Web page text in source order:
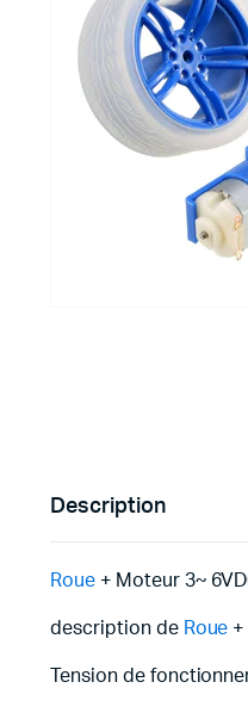
Accessoires Drones
Accessoires
Autre Electronique
Composants
Description
Roue+ Moteur 3~
description de Roue +
Tension de